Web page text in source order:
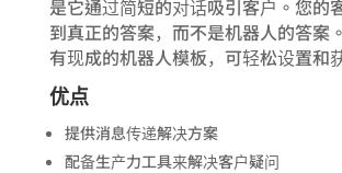
是它通过简短的对话吸引客户。您的
到真正的答案，而不是机器人的答案
有现成的机器人模板，可轻松设置和
优点
提供消息传递解决方案
配备生产力工具来解决客户疑问